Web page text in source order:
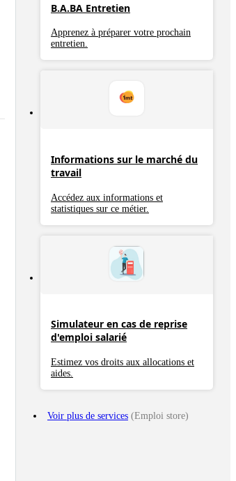
B.A.BA Entretien
Apprenez à préparer votre prochain
entretien.
Informations sur le marché du
travail
Accédez aux informations et
statistiques sur ce métier.
Simulateur en cas de reprise
d'emploi salarié
Estimez vos droits aux allocations et
aides.
Voir plus de services (Emploi store)